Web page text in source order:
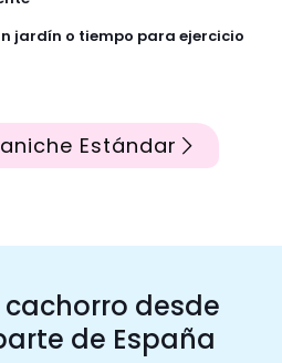
jardín o tiempo para ejercicio
Estándar
desde
de España